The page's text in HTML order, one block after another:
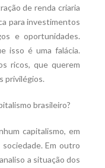
de renda criaria
para investimentos
e oportunidades.
isso é uma falácia.
ricos, que querem
privilégios.
brasileiro?
capitalismo, em
Em outro
a situação dos